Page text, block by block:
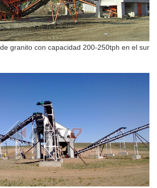
granito con capacidad 200-250tph en el sur